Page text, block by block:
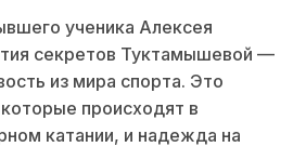
ученика Алексея
секретов Туктамышевой —
из мира спорта. Это
происходят в
катании, и надежда на